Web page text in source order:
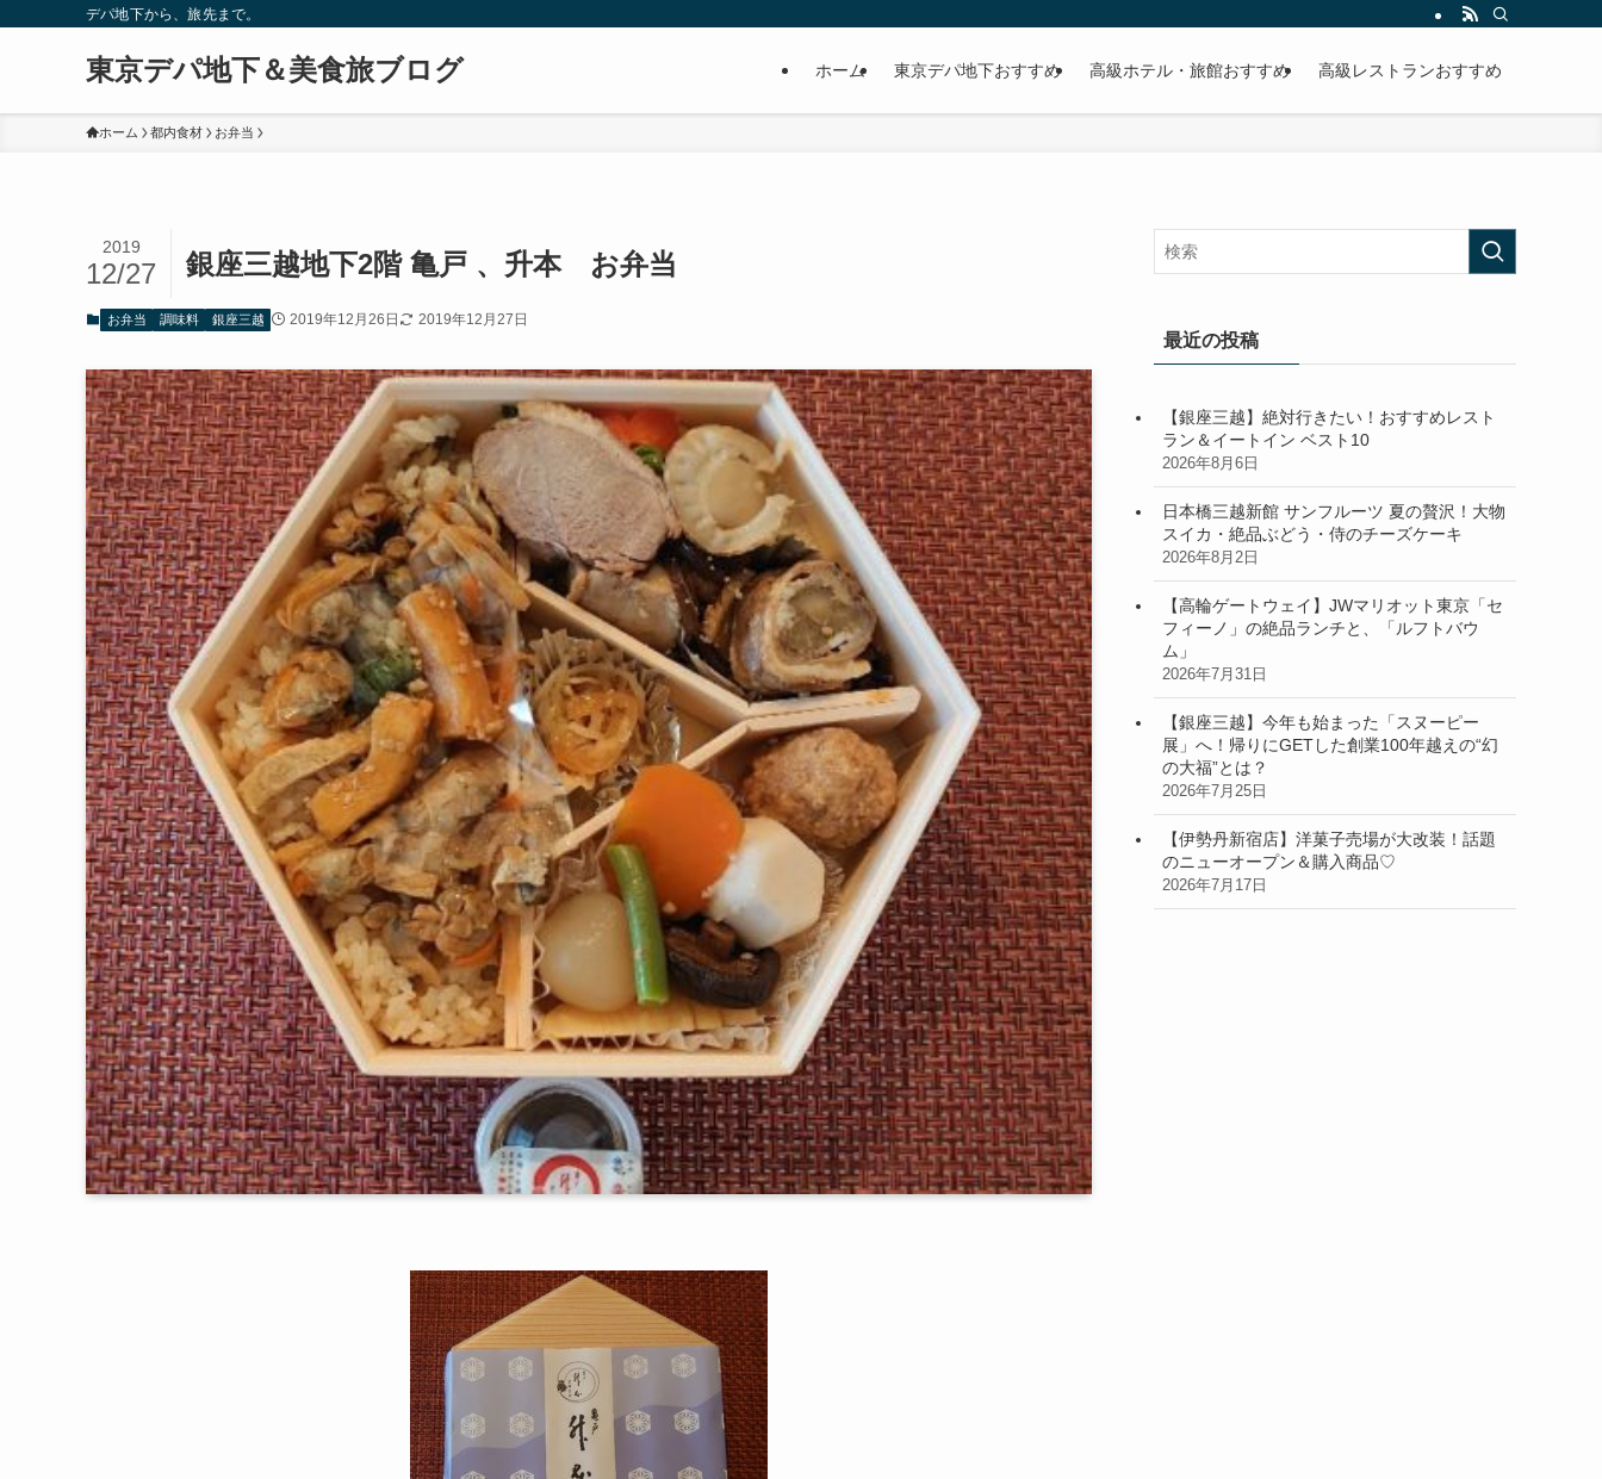
デパ地下から、旅先まで。
東京デパ地下＆美食旅ブログ ホーム 東京デパ地下おすすめ 高級ホテル・旅館おすすめ 高級レストランおすすめ
ホーム 都内食材 お弁当
銀座三越地下2階 亀戸 、升本 お弁当
2019
12/27
お弁当 調味料 銀座三越 2019年12月26日 2019年12月27日
最近の投稿
【銀座三越】絶対行きたい！おすすめレスト
ラン＆イートイン ベスト10
2026年8月6日
日本橋三越新館 サンフルーツ 夏の贅沢！大物
スイカ・絶品ぶどう・侍のチーズケーキ
2026年8月2日
【高輪ゲートウェイ】JWマリオット東京「セ
フィーノ」の絶品ランチと、「ルフトバウ
ム」
2026年7月31日
【銀座三越】今年も始まった「スヌーピー
展」へ！帰りにGETした創業100年越えの“幻
の大福”とは？
2026年7月25日
【伊勢丹新宿店】洋菓子売場が大改装！話題
のニューオープン＆購入商品♡
2026年7月17日